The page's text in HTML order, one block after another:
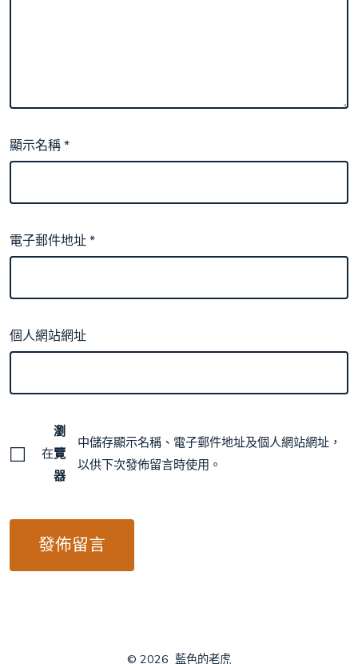
顯示名稱*
電子郵件地址*
個人網站網址
在
瀏
覽
器
中儲存顯示名稱、電子郵件地址及個人網站網址，
以供下次發佈留言時使用。
© 2026 藍色的老虎